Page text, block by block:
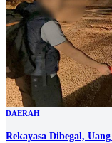
DAERAH
Rekayasa Dibegal,